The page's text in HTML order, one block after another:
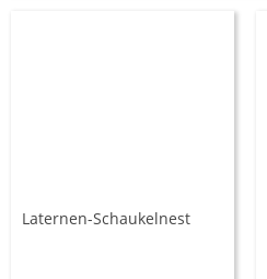
Laternen-Schaukelnest